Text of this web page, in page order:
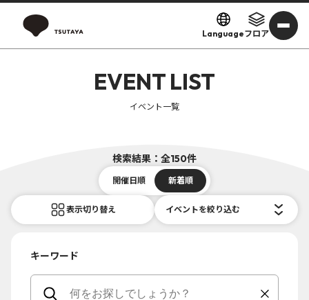
Languageフロア
EVENT LIST
イベント一覧
検索結果：全150件
開催日順 新着順
表示切り替え イベントを絞り込む
キーワード